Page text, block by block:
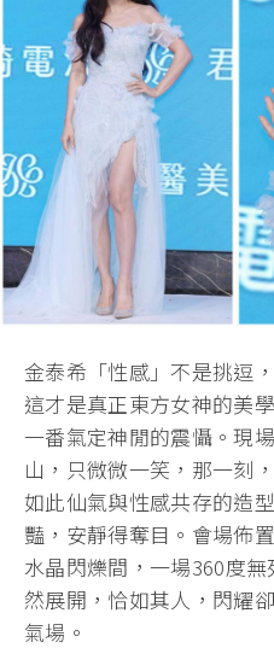
金泰希「性感」不是挑逗
這才是真正東方女神的美
一番氣定神閒的震懾。現
山，只微微一笑，那一刻
如此仙氣與性感共存的造
豔，安靜得奪目。會場佈
水晶閃爍間，一場360度
然展開，恰如其人，閃耀
氣場。